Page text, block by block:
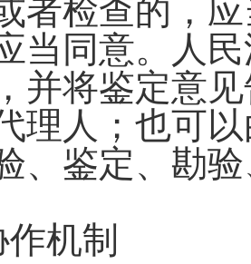
者检查的，
当同意。人
并将鉴定意
理人；也可
、鉴定、勘
机制